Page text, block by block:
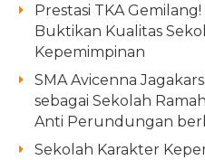
Prestasi TKA
Buktikan Kualitas
Kepemimpinan
SMA Avicenna
sebagai Sekolah
Anti Perundungan
Sekolah Karakter